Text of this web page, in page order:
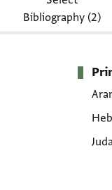
Bibliography (2)